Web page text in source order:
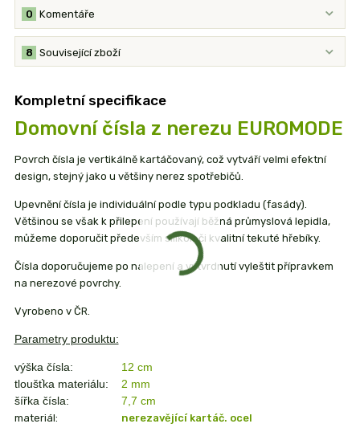
Komentáře
0
Související zboží
8
Kompletní specifikace
Domovní čísla z nerezu EUROMODE
Povrch čísla je vertikálně kartáčovaný, což vytváří velmi efektní
design, stejný jako u většiny nerez spotřebičů.
Upevnění čísla je individuální podle typu podkladu (fasády).
Většinou se však k přilepení používají běžná průmyslová lepidla,
můžeme doporučit především silikon či kvalitní tekuté hřebíky.
Čísla doporučujeme po nalepení a vytvrdnutí vyleštit přípravkem
na nerezové povrchy.
Vyrobeno v ČR.
Parametry produktu:
výška čísla:
12 cm
tloušťka materiálu:
2 mm
šířka čísla:
7,7 cm
materiál: nerezavějící kartáč. ocel